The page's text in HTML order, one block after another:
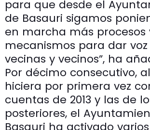
para que desde el
de Basauri sigamos
en marcha más procesos
mecanismos para dar
vecinas y vecinos”, ha
Por décimo consecutivo,
hiciera por primera vez
cuentas de 2013 y las de
posteriores, el
Basauri ha activado